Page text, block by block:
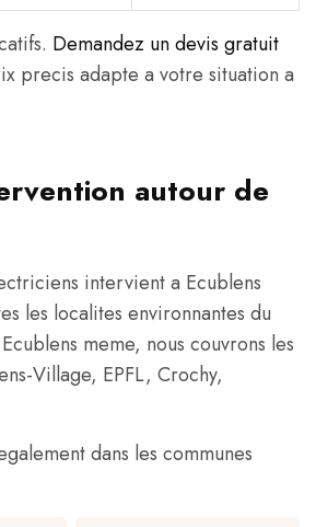
Demandez un devis gratuit
precis adapte a votre situation a
autour de
intervient a Ecublens
les localites environnantes du
meme, nous couvrons les
Village, EPFL, Crochy,
dans les communes